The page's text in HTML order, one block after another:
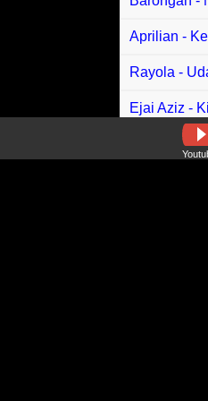
Aprilian -
Rayola -
Ejai Aziz -
Thomas